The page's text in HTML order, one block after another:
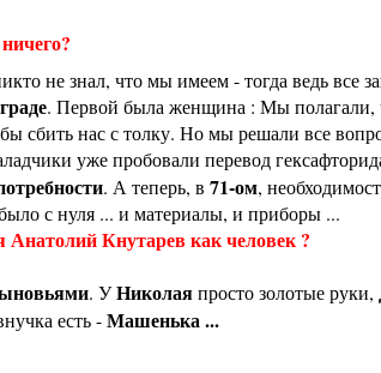
не знал, что мы имеем - тогда ведь все
. Первой была женщина : Мы полагали,
сбить нас с толку. Но мы решали все
уже пробовали перевод
. А теперь, в 71-ом,
с нуля ... и материалы, и приборы ...
Кнутарев как человек ?
. УНиколаяпросто золотые руки,
есть -Машенька ...